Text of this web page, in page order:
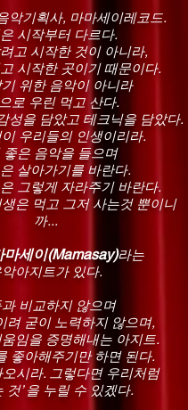
악기획사, 마마세이레코드.
시작부터 다르다.
고 시작한 것이 아니라,
시작한 곳이기 때문이다.
위한 음악이 아니라
로 우린 먹고 산다.
성을 담았고 테크닉을 담았다.
우리들의 인생이리라.
좋은 음악을 들으며
살아가기를 바란다.
그렇게 자라주기 바란다.
은 먹고 그저 사는것 뿐이니
까...
마세이(Mamasay)라는
악아지트가 있다.
과 비교하지 않으며
려 굳이 노력하지 않으며,
임을 증명해내는 아지트.
좋아해주기만 하면 된다.
시라. 그렇다면 우리처럼
것’ 을 누릴 수 있겠다.